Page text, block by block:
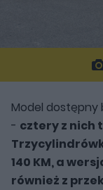
Model dostępny
- cztery z nich
140 KM, a
również z